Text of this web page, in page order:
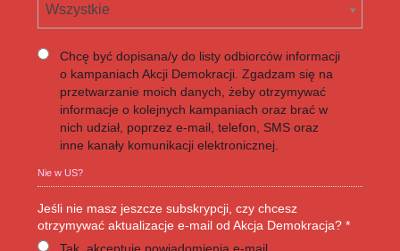
Wszystkie
Chcę być dopisana/y do listy odbiorców informacji
o kampaniach Akcji Demokracji. Zgadzam się na
przetwarzanie moich danych, żeby otrzymywać
informacje o kolejnych kampaniach oraz brać w
nich udział, poprzez e-mail, telefon, SMS oraz
inne kanały komunikacji elektronicznej.
Nie wUS?
Jeśli nie masz jeszcze subskrypcji, czy chcesz
otrzymywać aktualizacje e-mail od Akcja Demokracja? *
Tak, akceptuję powiadomienia e-mail